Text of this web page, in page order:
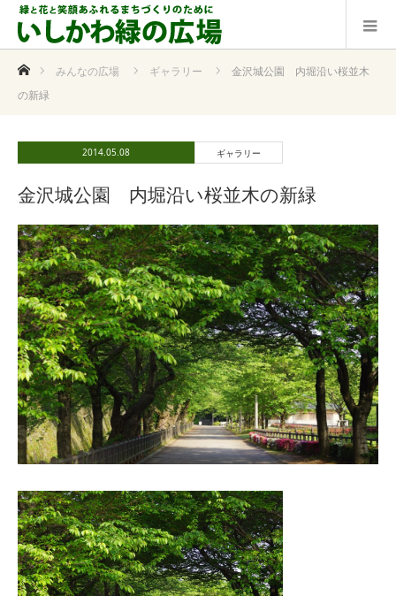
ホームみんなの広場 ギャラリー
金沢城公園 内堀沿い桜並木
の新緑
2014.05.08 ギャラリー
金沢城公園 内堀沿い桜並木の新緑